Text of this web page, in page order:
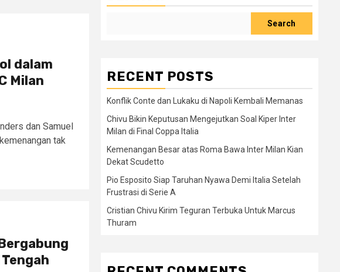
dalam
Milan
dan Samuel
tak
Search
RECENT POSTS
Konflik Conte dan Lukaku di Napoli Kembali Memanas
Chivu Bikin Keputusan Mengejutkan Soal Kiper Inter
Milan di Final Coppa Italia
Kemenangan Besar atas Roma Bawa Inter Milan Kian
Dekat Scudetto
Pio Esposito Siap Taruhan Nyawa Demi Italia Setelah
Frustrasi di Serie A
Cristian Chivu Kirim Teguran Terbuka Untuk Marcus
Thuram